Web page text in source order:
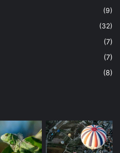
(9)
(32)
(7)
(7)
(8)